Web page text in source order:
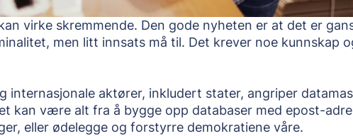
virke skremmende. Den gode nyheten er at det er
men litt innsats må til. Det krever noe kunnskap
internasjonale aktører, inkludert stater, angriper
kan være alt fra å bygge opp databaser med epost-
eller ødelegge og forstyrre demokratiene våre.